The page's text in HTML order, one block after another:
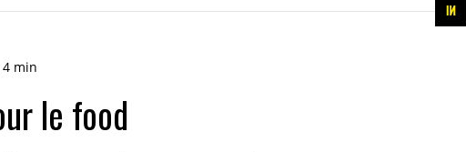
min
le food